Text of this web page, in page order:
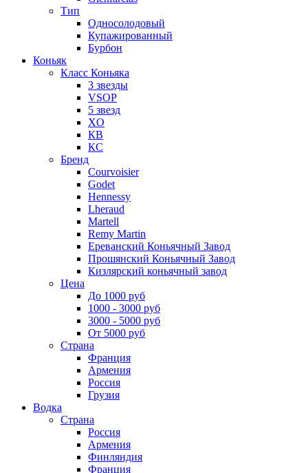
Тип
Односолодовый
Купажированный
Бурбон
Коньяк
Класс Коньяка
3 звезды
VSOP
5 звезд
XO
КВ
КС
Бренд
Courvoisier
Godet
Hennessy
Lheraud
Martell
Remy Martin
Ереванский Коньячный Завод
Прошянский Коньячный Завод
Кизлярский коньячный завод
Цена
До 1000 руб
1000 - 3000 руб
3000 - 5000 руб
От 5000 руб
Страна
Франция
Армения
Россия
Грузия
Водка
Страна
Россия
Армения
Финляндия
Франция